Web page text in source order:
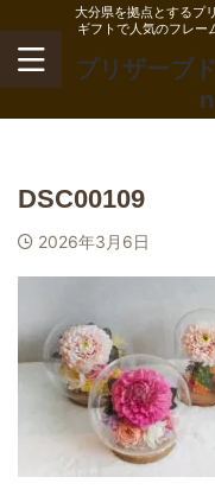
大分県を拠点とするプ
ギフトで人気のフレー
プリザーブ
DSC00109
2026年3月6日